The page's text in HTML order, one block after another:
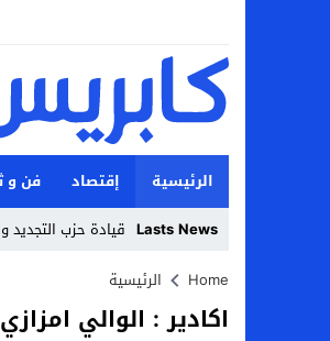
الرئيسية إقتصاد فن و
Lasts News قيادة حزب التجديد
Stop
Previous
Home الرئيسية
اكادير : الوالي